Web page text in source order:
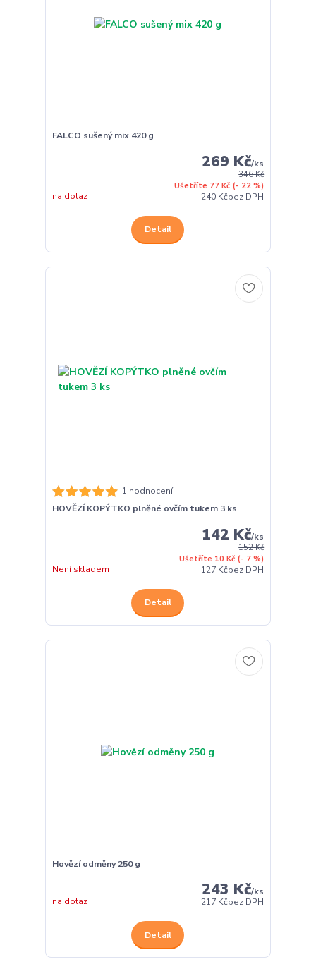
FALCO sušený mix 420 g
346 Kč
Ušetříte 77 Kč (- 22 %)
269 Kč/ks
240 Kčbez DPH
na dotaz
Detail
1 hodnocení
HOVĚZÍ KOPÝTKO plněné ovčím tukem 3 ks
152 Kč
Ušetříte 10 Kč (- 7 %)
142 Kč/ks
127 Kčbez DPH
Není skladem
Detail
Hovězí odměny 250 g
243 Kč/ks
217 Kčbez DPH
na dotaz
Detail